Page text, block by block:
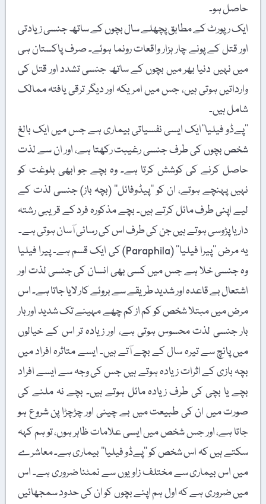
حاصل ہو۔
ایک رپورٹ کے مطابق پچھلے سال بچوں کے ساتھ جنسی زیادتی
اور قتل کے پونے چار ہزار واقعات رونما ہوئے۔ صرف پاکستان ہی
میں نہیں دنیا بھر میں بچوں کے ساتھ جنسی تشدد اور قتل کی
وارداتیں ہوتی ہیں، جس میں امریکہ اور دیگر ترقی یافتہ ممالک
شامل ہیں۔
’’پےڈو فیلیا‘‘ایک ایسی نفسیاتی بیماری ہے جس میں ایک بالغ
شخص بچوں کی طرف جنسی رغیبت رکھتا ہے، اور ان سے لذت
حاصل کرنے کی کوشش کرتا ہے۔ وہ بچے جو ابھی بلوغت کو
نہیں پہنچے ہوتے، ان کو ’’پیڈوفائل‘‘ (بچہ باز) جنسی لذت کے
لیے اپنی طرف مائل کرتے ہیں۔ بچے مذکورہ فرد کے قریبی رشتہ
دار یا پڑوسی ہوتے ہیں جن کی طرف اس کی رسائی آسان ہوتی ہے۔
یہ مرض ’’پیرا فیلیا‘‘ (Paraphila) کی ایک قسم ہے۔ پیرا فیلیا
وہ جنسی خلا ہے جس میں کسی بھی انسان کی جنسی لذت اور
اشتعال بے قاعدہ اور شدید طریقے سے بروئے کار لایا جاتا ہے۔ اس
مرض میں مبتلا شخص کو کم از کم چھے مہینے تک شدید اور بار
بار جنسی لذت محسوس ہوتی ہے، اور زیادہ تر اس کے خیالوں
میں پانچ سے تیرہ سال کے بچے آتے ہیں۔ ایسے متاثرہ افراد میں
بچہ بازی کے اثرات زیادہ ہوتے ہیں جس کی وجہ سے ایسے افراد
بچے یا بچی کی طرف زیادہ مائل ہوتے ہیں۔ بچے نہ ملنے کی
صورت میں ان کی طبیعت میں بے چینی اور چڑچڑا پن شروع ہو
جاتا ہے، اور جس شخص میں ایسی علامات ظاہر ہوں، تو ہم کہہ
سکتے ہیں کہ اس شخص کو ’’پےڈو فیلیا‘‘ بیماری ہے۔ معاشرے
میں اس بیماری سے مختلف زاویوں سے نمٹنا ضروری ہے۔ اس
میں ضروری ہے کہ اول ہم اپنے بچوں کو ان کی حدود سمجھائیں